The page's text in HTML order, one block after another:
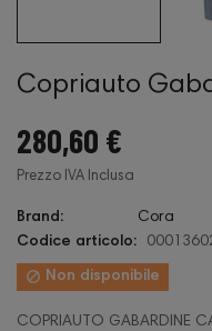
Copriauto
280,60 €
Prezzo IVA Inclusa
Brand:
Cora
Codice articolo:
 Non disponibile
COPRIAUTO GABARDINE